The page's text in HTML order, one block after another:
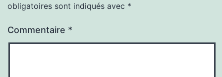
obligatoires sont indiqués avec *
Commentaire *